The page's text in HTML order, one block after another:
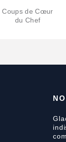
Coups de Cœur
du Chef